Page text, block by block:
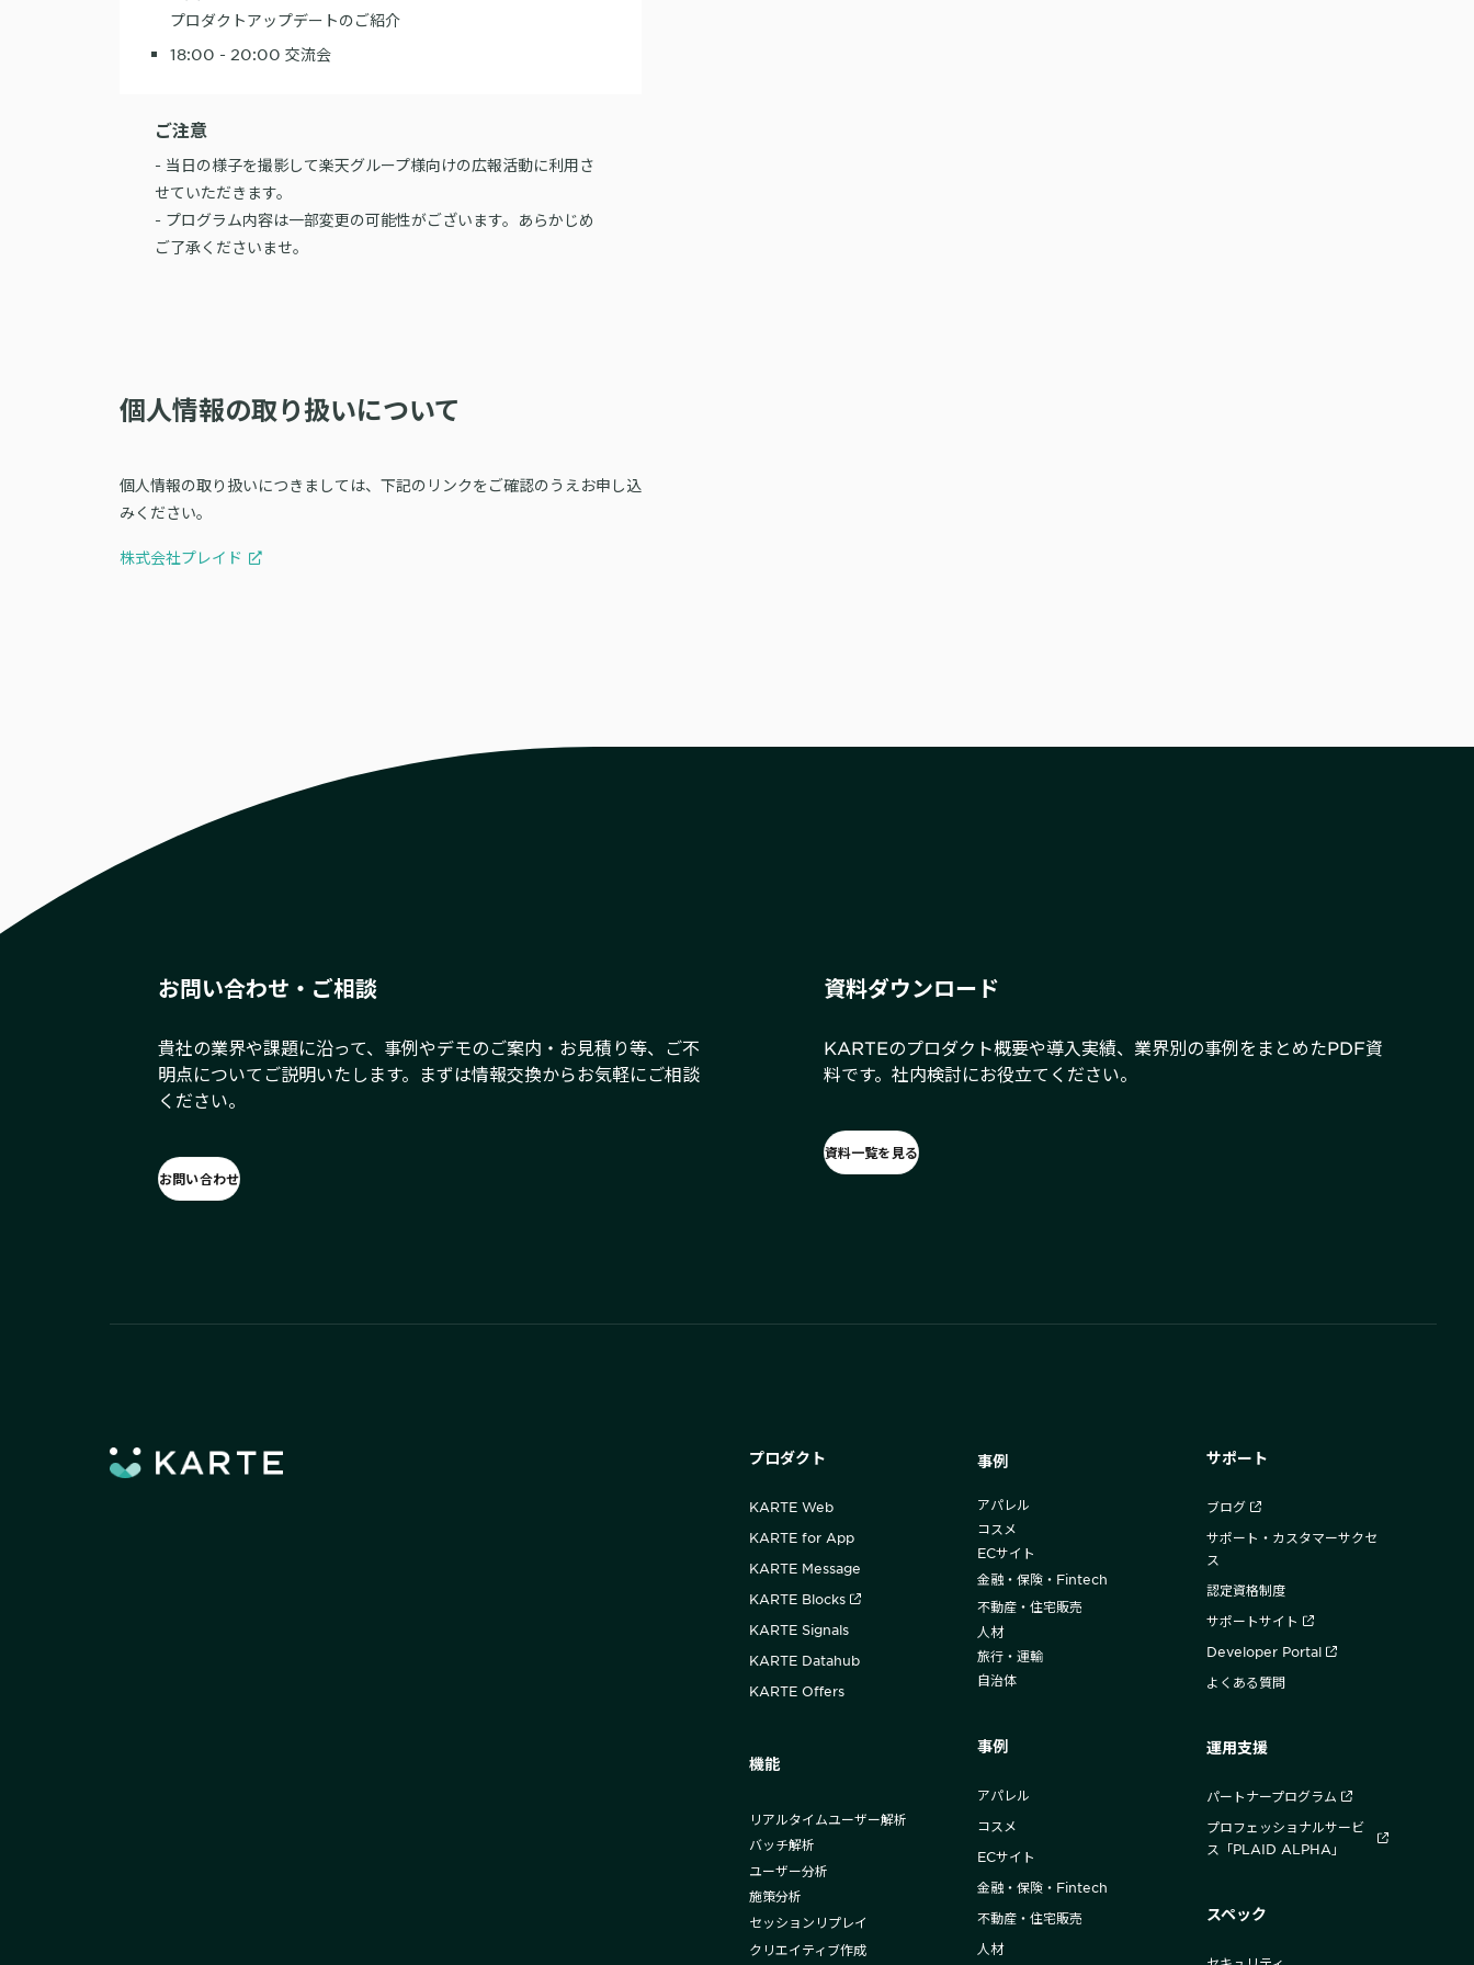
プロダクトアップデートのご紹介
18:00 - 20:00 交流会
ご注意
- 当日の様子を撮影して楽天グループ様向けの広報活動に利用さ
せていただきます。
- プログラム内容は一部変更の可能性がございます。あらかじめ
ご了承くださいませ。
個人情報の取り扱いについて
個人情報の取り扱いにつきましては、下記のリンクをご確認のうえお申し込
みください。
株式会社プレイド
お問い合わせ・ご相談
貴社の業界や課題に沿って、事例やデモのご案内・お見積り等、ご不
明点についてご説明いたします。まずは情報交換からお気軽にご相談
ください。
お問い合わせ
資料ダウンロード
KARTEのプロダクト概要や導入実績、業界別の事例をまとめたPDF資
料です。社内検討にお役立てください。
資料一覧を見る
プロダクト
KARTE Web
KARTE for App
KARTE Message
KARTE Blocks
KARTE Signals
KARTE Datahub
KARTE Offers
機能
リアルタイムユーザー解析
バッチ解析
ユーザー分析
施策分析
セッションリプレイ
クリエイティブ作成
事例
アパレル
コスメ
ECサイト
金融・保険・Fintech
不動産・住宅販売
人材
旅行・運輸
自治体
事例
アパレル
コスメ
ECサイト
金融・保険・Fintech
不動産・住宅販売
人材
サポート
ブログ
サポート・カスタマーサクセ
ス
認定資格制度
サポートサイト
Developer Portal
よくある質問
運用支援
パートナープログラム
プロフェッショナルサービ
ス「PLAID ALPHA」
スペック